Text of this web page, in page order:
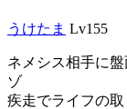
うけたま Lv155
ネメシス相手に
ゾ
疾走でライフの